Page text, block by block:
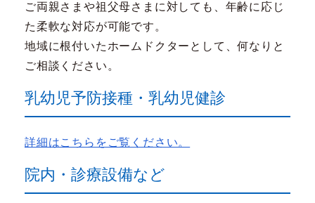
ご両親さまや祖父母さまに対しても、年齢に応じ
た柔軟な対応が可能です。
地域に根付いたホームドクターとして、何なりと
ご相談ください。
乳幼児予防接種・乳幼児健診
詳細はこちらをご覧ください。
院内・診療設備など